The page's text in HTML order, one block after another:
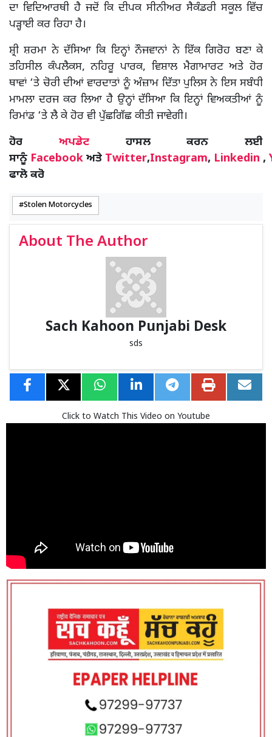
ਦਾ ਵਿਦਿਆਰਥੀ ਹੈ ਜਦੋਂ ਕਿ ਦੀਪਕ ਸੀਨੀਅਰ ਸੈਕੰਡਰੀ ਸਕੂਲ ਵਿੱਚ
ਪੜ੍ਹਾਈ ਕਰ ਰਿਹਾ ਹੈ।
ਸ਼੍ਰੀ ਸ਼ਰਮਾ ਨੇ ਦੱਸਿਆ ਕਿ ਇਨ੍ਹਾਂ ਨੌਜਵਾਨਾਂ ਨੇ ਇੱਕ ਗਿਰੋਹ ਬਣਾ ਕੇ
ਤਹਿਸੀਲ ਕੰਪਲੈਕਸ, ਨਹਿਰੂ ਪਾਰਕ, ਵਿਸ਼ਾਲ ਮੈਗਾਮਾਰਟ ਅਤੇ ਹੋਰ
ਥਾਵਾਂ ‘ਤੇ ਚੋਰੀ ਦੀਆਂ ਵਾਰਦਾਤਾਂ ਨੂੰ ਅੰਜ਼ਾਮ ਦਿੱਤਾ ਪੁਲਿਸ ਨੇ ਇਸ ਸਬੰਧੀ
ਮਾਮਲਾ ਦਰਜ ਕਰ ਲਿਆ ਹੈ ਉਨ੍ਹਾਂ ਦੱਸਿਆ ਕਿ ਇਨ੍ਹਾਂ ਵਿਅਕਤੀਆਂ ਨੂੰ
ਰਿਮਾਂਡ ‘ਤੇ ਲੈ ਕੇ ਹੋਰ ਵੀ ਪੁੱਛਗਿੱਛ ਕੀਤੀ ਜਾਵੇਗੀ।
ਹੋਰ ਅਪਡੇਟਹਾਸਲ ਕਰਨ ਲਈ
ਸਾਨੂੰ Facebook ਅਤੇ Twitter,Instagram, Linkedin ,
ਫਾਲੋ ਕਰੋ
Stolen Motorcycles
About The Author
Sach Kahoon Punjabi Desk
sds
Click to Watch This Video on Youtube